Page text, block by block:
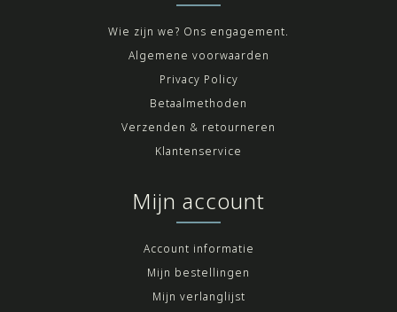
Wie zijn we? Ons engagement.
Algemene voorwaarden
Privacy Policy
Betaalmethoden
Verzenden & retourneren
Klantenservice
Mijn account
Account informatie
Mijn bestellingen
Mijn verlanglijst